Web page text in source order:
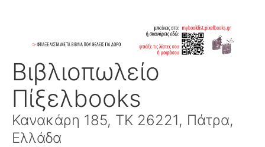
Βιβλιοπωλείο
Πίξελbooks
Κανακάρη 185, ΤΚ 26221, Πάτρα,
Ελλάδα